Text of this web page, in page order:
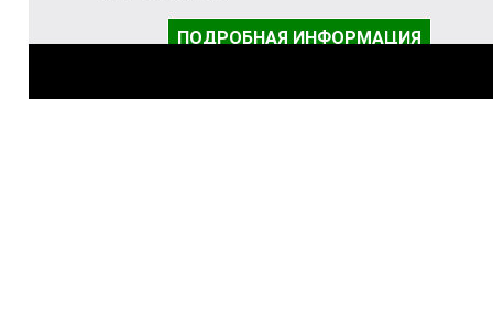
ПОДРОБНАЯ ИНФОРМАЦИЯ